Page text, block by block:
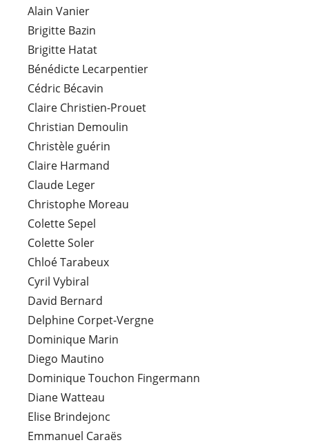
Alain Vanier
Brigitte Bazin
Brigitte Hatat
Bénédicte Lecarpentier
Cédric Bécavin
Claire Christien-Prouet
Christian Demoulin
Christèle guérin
Claire Harmand
Claude Leger
Christophe Moreau
Colette Sepel
Colette Soler
Chloé Tarabeux
Cyril Vybiral
David Bernard
Delphine Corpet-Vergne
Dominique Marin
Diego Mautino
Dominique Touchon Fingermann
Diane Watteau
Elise Brindejonc
Emmanuel Caraës